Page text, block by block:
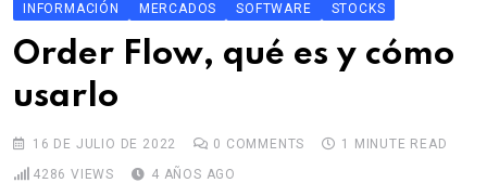
INFORMACIÓN
MERCADOS SOFTWARE STOCKS
Order Flow, qué es y cómo
usarlo
16 DE JULIO DE 2022 0 COMMENTS
1 MINUTE READ
4286 VIEWS 4 AÑOS AGO